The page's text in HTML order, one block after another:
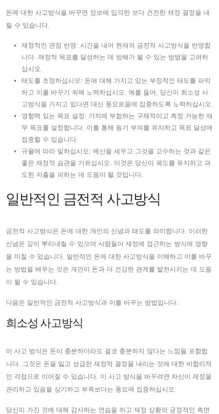
돈에 대한 사고방식을 바꾸면 정보에 입각한 보다 건전한 재정 결정을 내
릴 수 있습니다.
재정적인 관점 반영: 시간을 내어 현재의 금전적 사고방식을 반영합
니다. 재정적 목표를 달성하는 데 방해가 될 수 있는 방법을 고려하
십시오.
태도를 조정하십시오: 돈에 대해 가지고 있는 부정적인 태도를 파악
하고 이를 바꾸기 위해 노력하십시오. 예를 들어, 당신이 희소성 사
고방식을 가지고 있다면 대신 풍요로움에 집중하도록 노력하십시오.
영향력 있는 목표 설정: 가치에 부합하는 구체적이고 측정 가능한 재
무 목표를 설정합니다. 이를 통해 동기 부여를 유지하고 목표 달성에
집중할 수 있습니다.
규율에 따라 일하십시오: 예산을 세우고 그것을 고수하는 것과 같은
좋은 재정적 습관을 기르십시오. 이것은 당신이 궤도를 유지하고 과
도한 지출을 피하는 데 도움이 될 것입니다.
일반적인 금전적 사고방식
금전적 사고방식은 돈에 대한 개인의 신념과 태도를 의미합니다. 이러한
신념은 깊이 뿌리내릴 수 있으며 사람들이 재정에 접근하는 방식에 영향
을 미칠 수 있습니다. 일반적인 돈에 대한 사고방식을 이해하고 이를 바꾸
는 방법을 배우는 것은 개인이 돈과 더 건강한 관계를 발전시키는 데 도움
이 될 수 있습니다.
다음은 일반적인 금전적 사고방식과 이를 바꾸는 방법입니다.
희소성 사고방식
이 사고 방식은 돈이 충분하더라도 결코 충분하지 않다는 느낌을 포함합
니다. 그것은 돈을 잃고 성급한 재정적 결정을 내리는 것에 대한 비합리적
인 걱정으로 이어질 수 있습니다. 이 사고 방식을 바꾸려면 자신이 재정을
관리하고 있음을 상기하고 부족보다는 풍요에 집중하십시오.
당신이 가진 것에 대해 감사하는 연습을 하고 재정 상황의 긍정적인 측면